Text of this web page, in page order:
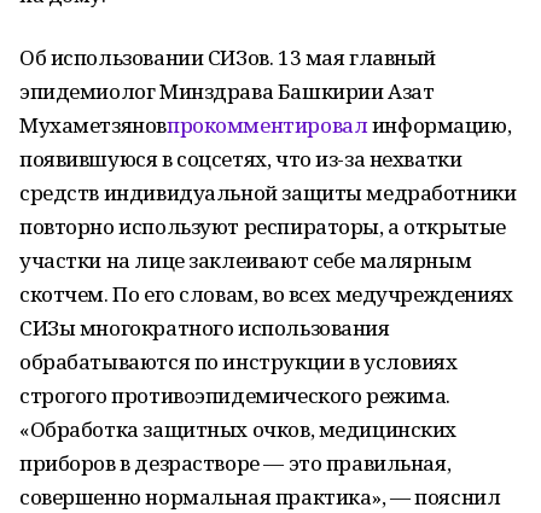
Об использовании СИЗов. 13 мая главный
эпидемиолог Минздрава Башкирии Азат
Мухаметзяновпрокомментировалинформацию,
появившуюся в соцсетях, что из-за нехватки
средств индивидуальной защиты медработники
повторно используют респираторы, а открытые
участки на лице заклеивают себе малярным
скотчем. По его словам, во всех медучреждениях
СИЗы многократного использования
обрабатываются по инструкции в условиях
строгого противоэпидемического режима.
«Обработка защитных очков, медицинских
приборов в дезрастворе — это правильная,
совершенно нормальная практика», — пояснил